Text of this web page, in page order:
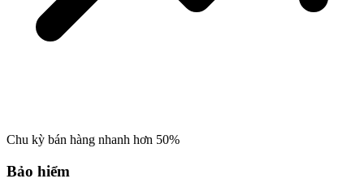
Chu kỳ bán hàng nhanh hơn 50%
Bảo hiểm